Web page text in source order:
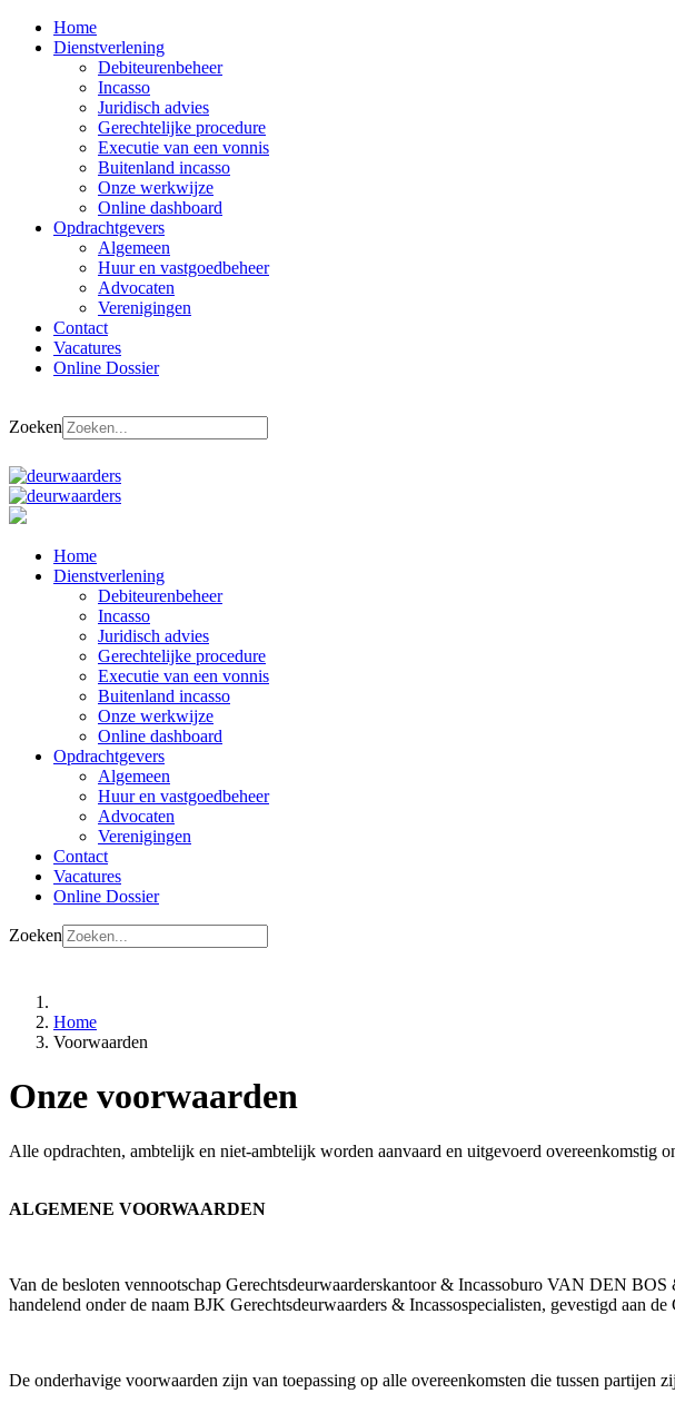
Home
Dienstverlening
Debiteurenbeheer
Incasso
Juridisch advies
Gerechtelijke procedure
Executie van een vonnis
Buitenland incasso
Onze werkwijze
Online dashboard
Opdrachtgevers
Algemeen
Huur en vastgoedbeheer
Advocaten
Verenigingen
Contact
Vacatures
Online Dossier
Zoeken
Home
Dienstverlening
Debiteurenbeheer
Incasso
Juridisch advies
Gerechtelijke procedure
Executie van een vonnis
Buitenland incasso
Onze werkwijze
Online dashboard
Opdrachtgevers
Algemeen
Huur en vastgoedbeheer
Advocaten
Verenigingen
Contact
Vacatures
Online Dossier
Zoeken
Home
Voorwaarden
Onze voorwaarden
Alle opdrachten, ambtelijk en niet-ambtelijk worden aanvaard en uitgevoerd overeenkomstig
ALGEMENE VOORWAARDEN
Van de besloten vennootschap Gerechtsdeurwaarderskantoor & Incassoburo VAN DEN
handelend onder de naam BJK Gerechtsdeurwaarders & Incassospecialisten, gevestigd aan
De onderhavige voorwaarden zijn van toepassing op alle overeenkomsten die tussen partijen